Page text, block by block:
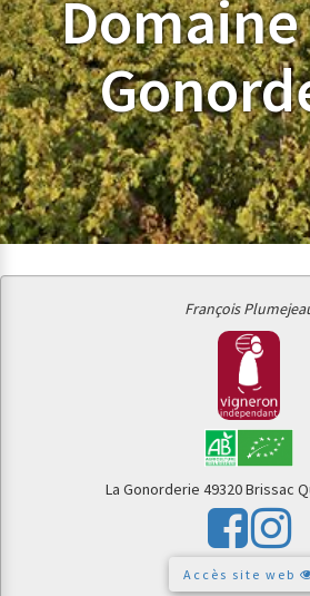
François
La Gonorderie 49320 Brissac
Accès site web